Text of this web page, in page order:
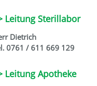
Leitung Sterillabor
Dietrich
0761 / 611 669 129
Leitung Apotheke